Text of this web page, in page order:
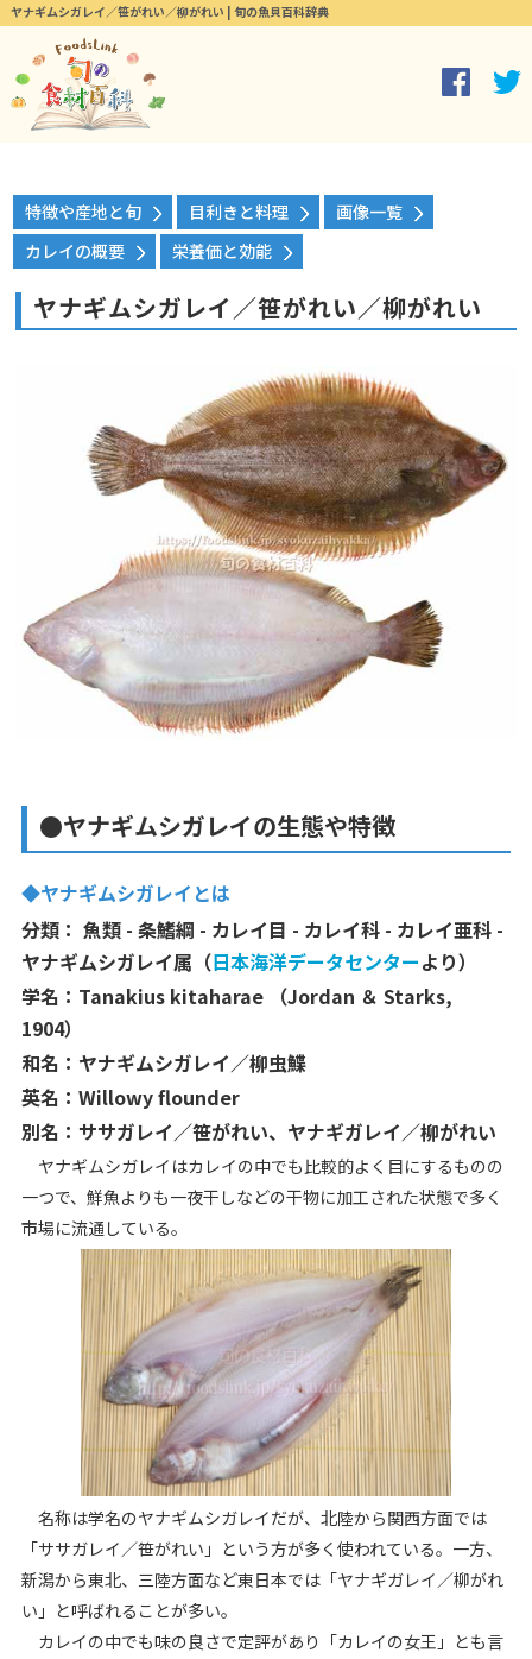
ヤナギムシガレイ／笹がれい／柳がれい | 旬の魚貝百科辞典
特徴や産地と旬 目利きと料理
画像一覧
カレイの概要
栄養価と効能
ヤナギムシガレイ／笹がれい／柳がれい
●ヤナギムシガレイの生態や特徴
◆ヤナギムシガレイとは
分類： 魚類 - 条鰭綱 - カレイ目 - カレイ科 - カレイ亜科 -
ヤナギムシガレイ属（日本海洋データセンターより）
学名： Tanakius kitaharae （Jordan ＆ Starks,
1904）
和名：ヤナギムシガレイ／柳虫鰈
英名：Willowy flounder
別名：ササガレイ／笹がれい、ヤナギガレイ／柳がれい
ヤナギムシガレイはカレイの中でも比較的よく目にするものの
一つで、鮮魚よりも一夜干しなどの干物に加工された状態で多く
市場に流通している。
名称は学名のヤナギムシガレイだが、北陸から関西方面では
「ササガレイ／笹がれい」という方が多く使われている。一方、
新潟から東北、三陸方面など東日本では「ヤナギガレイ／柳がれ
い」と呼ばれることが多い。
カレイの中でも味の良さで定評があり「カレイの女王」とも言